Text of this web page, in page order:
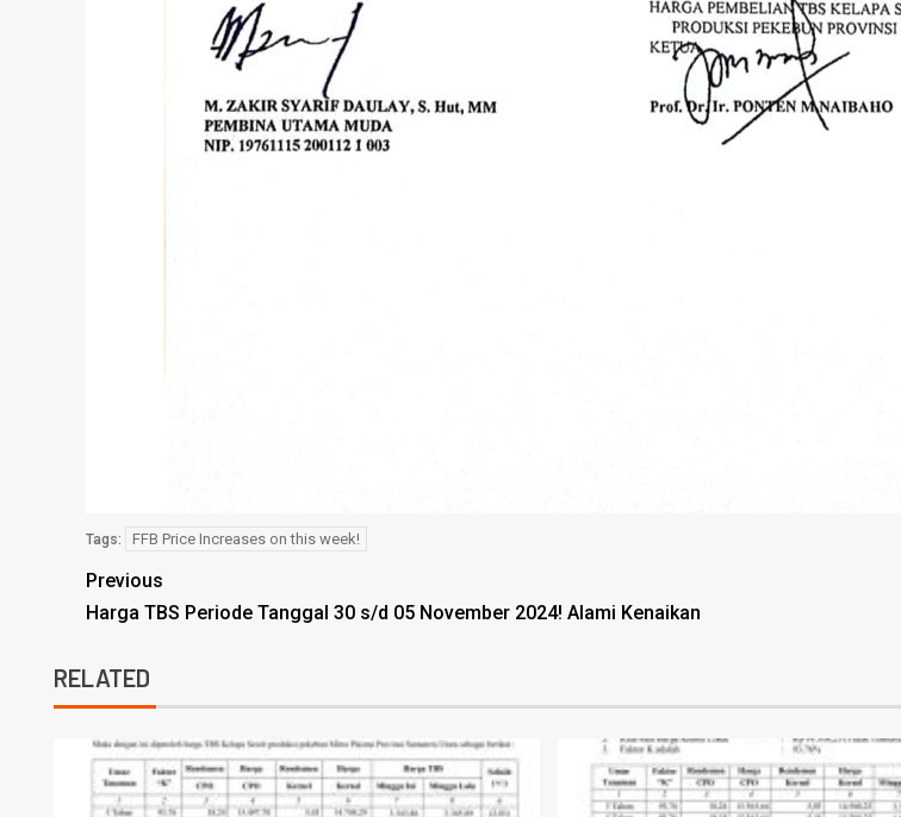
Tags: FFB Price Increases on this week!
Previous
Harga TBS Periode Tanggal 30 s/d 05 November 2024! Alami Kenaikan
RELATED